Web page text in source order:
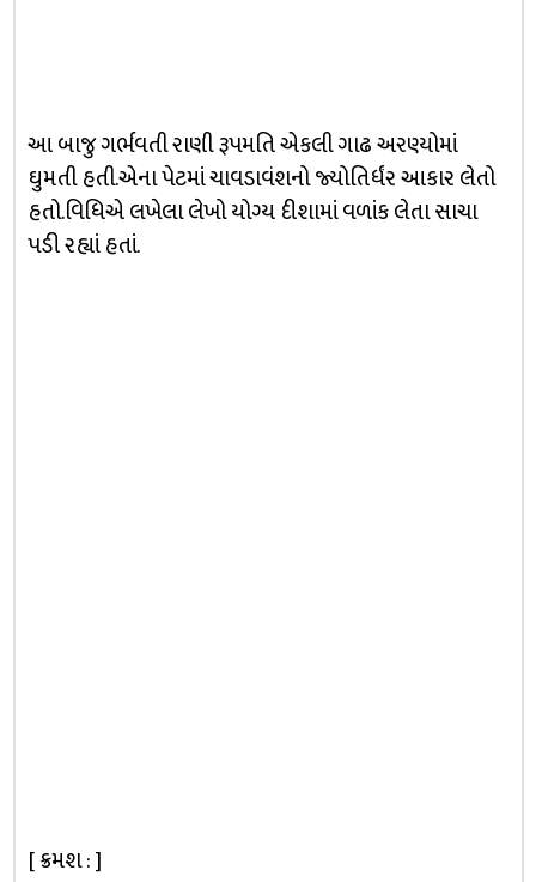
આ બાજુ ગર્ભવતી રાણી રૂપમતિ એકલી ગાઢ અરણ્યોમાં
ઘુમતી હતી.એના પેટમાં ચાવડાવંશનો જ્યોતિર્ધંર આકાર લેતો
હતો.વિધિએ લખેલા લેખો યોગ્ય દીશામાં વળાંક લેતા સાચા
પડી રહ્યાં હતાં.
[ ક્રમશ : ]